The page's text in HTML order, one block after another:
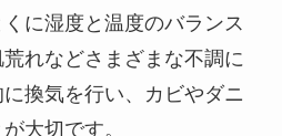
に湿度と温度のバランス
れなどさまざまな不調に
換気を行い、カビやダニ
大切です。